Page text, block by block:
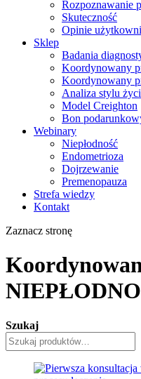
Rozpoznawanie
Skuteczność
Opinie
Sklep
Badania
Koordynowany
Koordynowany
Analiza stylu
Model Creighton
Bon
Webinary
Niepłodność
Endometrioza
Dojrzewanie
Premenopauza
Strefa wiedzy
Kontakt
Zaznacz stronę
Szukaj